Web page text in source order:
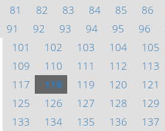
81
82 83 84 85 86
91
92 93 94 95 96
101
102 103 104 105
109
110 111 112 113
117
118 119 120 121
125
126 127 128 129
133
134 135 136 137